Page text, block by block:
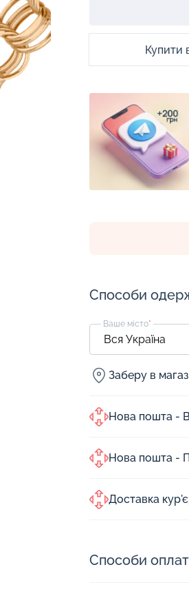
Купити
Способи
Ваше місто*
Заберу в
Нова пошта -
Нова пошта -
Доставка
Способи